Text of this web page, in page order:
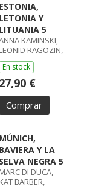
ESTONIA,
LETONIA Y
LITUANIA 5
KAMINSKI,
LEONID RAGOZIN,
ZINNA
En stock
27,90 €
Comprar
MÚNICH,
BAVIERA Y LA
SELVA NEGRA 5
MARC DI DUCA,
KAT BARBER,